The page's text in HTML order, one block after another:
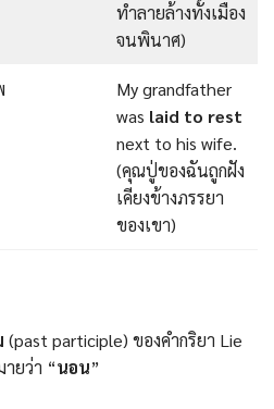
ทำลายล้างทั้งเมือง
จนพินาศ)
My grandfather
was laid to rest
next to his wife.
(คุณปู่ของฉันถูกฝัง
เคียงข้างภรรยา
ของเขา)
(past participle) ของคำกริยา Lie
ยว่า “นอน”